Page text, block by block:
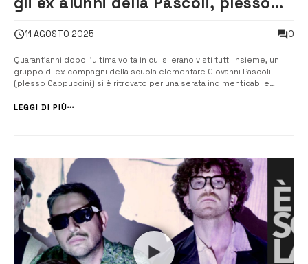
11 AGOSTO 2025 0
Quarant’anni dopo l’ultima volta in cui si erano visti tutti insieme, un
gruppo di ex compagni della scuola elementare Giovanni Pascoli
(plesso Cappuccini) si è ritrovato per una serata indimenticabile
venerdì 8 agosto nei locali della Cavalera di Augusta, trasformatisi per
LEGGI DI PIÙ